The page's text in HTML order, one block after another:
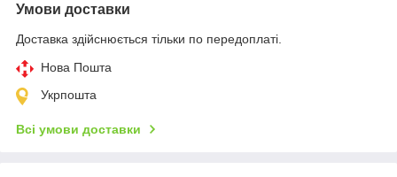
Умови доставки
Доставка здійснюється тільки по передоплаті.
Нова Пошта
Укрпошта
Всі умови доставки